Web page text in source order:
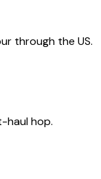
through the US.
haul hop.